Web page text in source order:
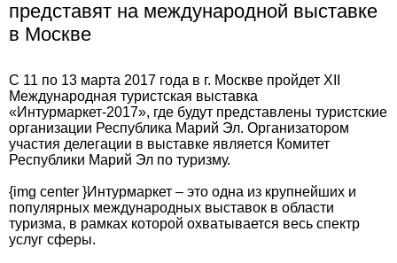
представят на международной выставке
в Москве
С 11 по 13 марта 2017 года в г. Москве пройдет XII
Международная туристская выставка
«Интурмаркет-2017», где будут представлены туристские
организации Республика Марий Эл. Организатором
участия делегации в выставке является Комитет
Республики Марий Эл по туризму.
{img center }Интурмаркет – это одна из крупнейших и
популярных международных выставок в области
туризма, в рамках которой охватывается весь спектр
услуг сферы.